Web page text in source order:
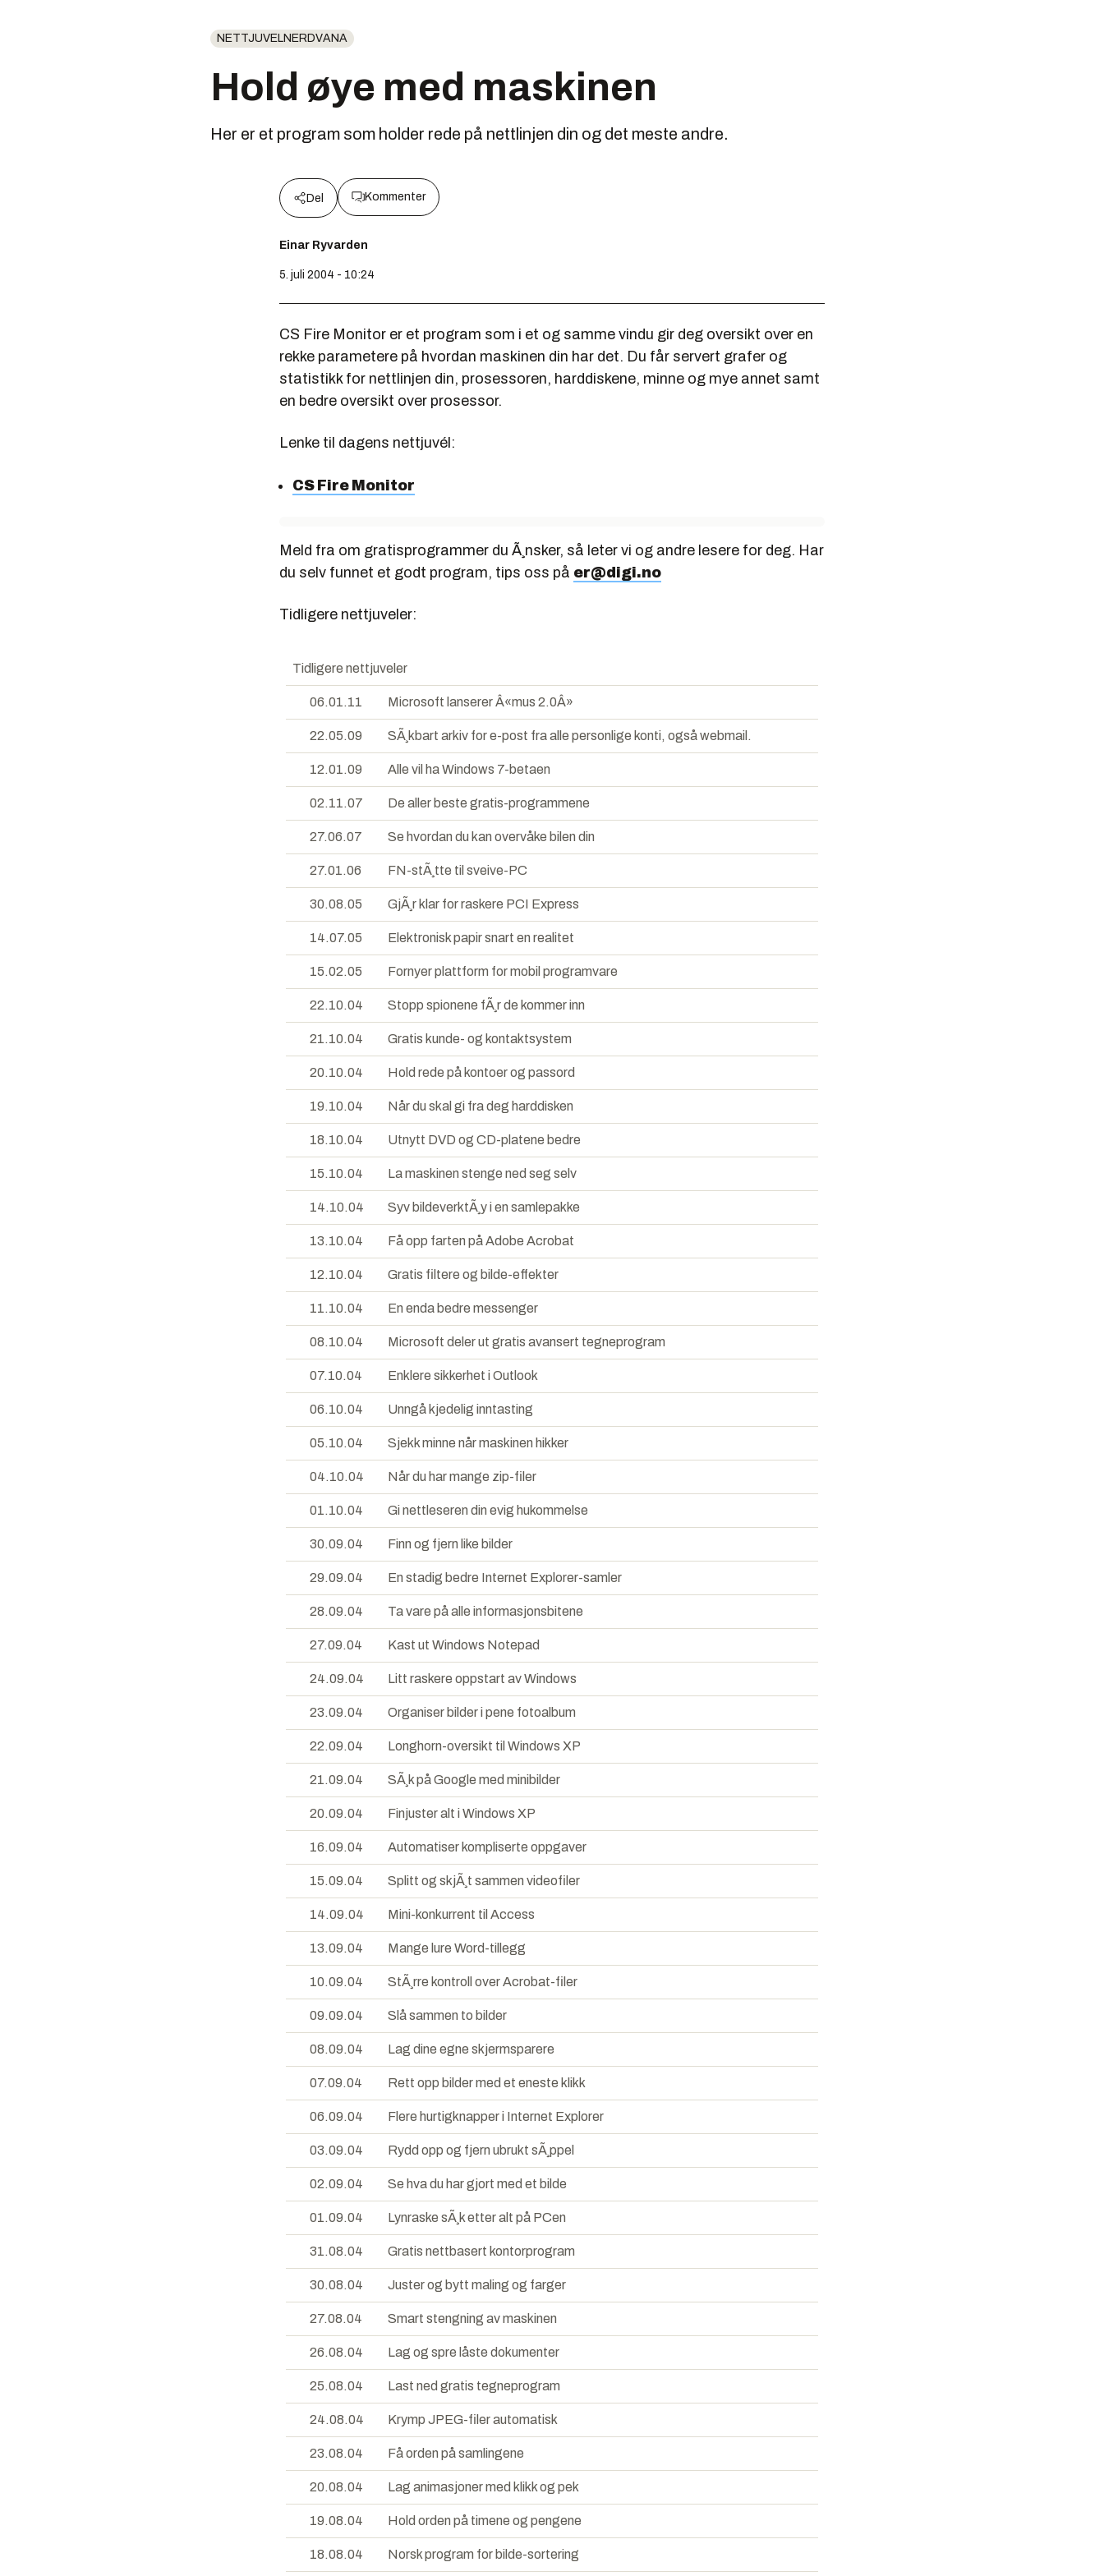
NETTJUVELNERDVANA
Hold øye med maskinen
Her er et program som holder rede på nettlinjen din og det meste andre.
Del Kommenter
Einar Ryvarden
5. juli 2004 - 10:24
CS Fire Monitor er et program som i et og samme vindu gir deg oversikt over en
rekke parametere på hvordan maskinen din har det. Du får servert grafer og
statistikk for nettlinjen din, prosessoren, harddiskene, minne og mye annet samt
en bedre oversikt over prosessor.
Lenke til dagens nettjuvél:
CS Fire Monitor
Meld fra om gratisprogrammer du Ã¸nsker, så leter vi og andre lesere for deg. Har
du selv funnet et godt program, tips oss på er@digi.no
Tidligere nettjuveler:
Tidligere nettjuveler
06.01.11 Microsoft lanserer Â«mus 2.0Â»
22.05.09 SÃ¸kbart arkiv for e-post fra alle personlige konti, også webmail.
12.01.09 Alle vil ha Windows 7-betaen
02.11.07 De aller beste gratis-programmene
27.06.07 Se hvordan du kan overvåke bilen din
27.01.06 FN-stÃ¸tte til sveive-PC
30.08.05 GjÃ¸r klar for raskere PCI Express
14.07.05 Elektronisk papir snart en realitet
15.02.05 Fornyer plattform for mobil programvare
22.10.04 Stopp spionene fÃ¸r de kommer inn
21.10.04 Gratis kunde- og kontaktsystem
20.10.04 Hold rede på kontoer og passord
19.10.04 Når du skal gi fra deg harddisken
18.10.04 Utnytt DVD og CD-platene bedre
15.10.04 La maskinen stenge ned seg selv
14.10.04 Syv bildeverktÃ¸y i en samlepakke
13.10.04 Få opp farten på Adobe Acrobat
12.10.04 Gratis filtere og bilde-effekter
11.10.04 En enda bedre messenger
08.10.04 Microsoft deler ut gratis avansert tegneprogram
07.10.04 Enklere sikkerhet i Outlook
06.10.04 Unngå kjedelig inntasting
05.10.04 Sjekk minne når maskinen hikker
04.10.04 Når du har mange zip-filer
01.10.04 Gi nettleseren din evig hukommelse
30.09.04 Finn og fjern like bilder
29.09.04 En stadig bedre Internet Explorer-samler
28.09.04 Ta vare på alle informasjonsbitene
27.09.04 Kast ut Windows Notepad
24.09.04 Litt raskere oppstart av Windows
23.09.04 Organiser bilder i pene fotoalbum
22.09.04 Longhorn-oversikt til Windows XP
21.09.04 SÃ¸k på Google med minibilder
20.09.04 Finjuster alt i Windows XP
16.09.04 Automatiser kompliserte oppgaver
15.09.04 Splitt og skjÃ¸t sammen videofiler
14.09.04 Mini-konkurrent til Access
13.09.04 Mange lure Word-tillegg
10.09.04 StÃ¸rre kontroll over Acrobat-filer
09.09.04 Slå sammen to bilder
08.09.04 Lag dine egne skjermsparere
07.09.04 Rett opp bilder med et eneste klikk
06.09.04 Flere hurtigknapper i Internet Explorer
03.09.04 Rydd opp og fjern ubrukt sÃ¸ppel
02.09.04 Se hva du har gjort med et bilde
01.09.04 Lynraske sÃ¸k etter alt på PCen
31.08.04 Gratis nettbasert kontorprogram
30.08.04 Juster og bytt maling og farger
27.08.04 Smart stengning av maskinen
26.08.04 Lag og spre låste dokumenter
25.08.04 Last ned gratis tegneprogram
24.08.04 Krymp JPEG-filer automatisk
23.08.04 Få orden på samlingene
20.08.04 Lag animasjoner med klikk og pek
19.08.04 Hold orden på timene og pengene
18.08.04 Norsk program for bilde-sortering